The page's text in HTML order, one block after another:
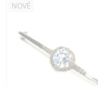
NOVÉ